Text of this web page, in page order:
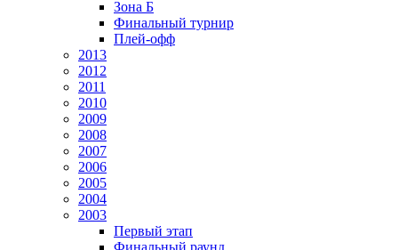
Зона Б
Финальный турнир
Плей-офф
2013
2012
2011
2010
2009
2008
2007
2006
2005
2004
2003
Первый этап
Финальный раунд